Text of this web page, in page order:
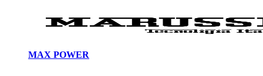
MAX POWER